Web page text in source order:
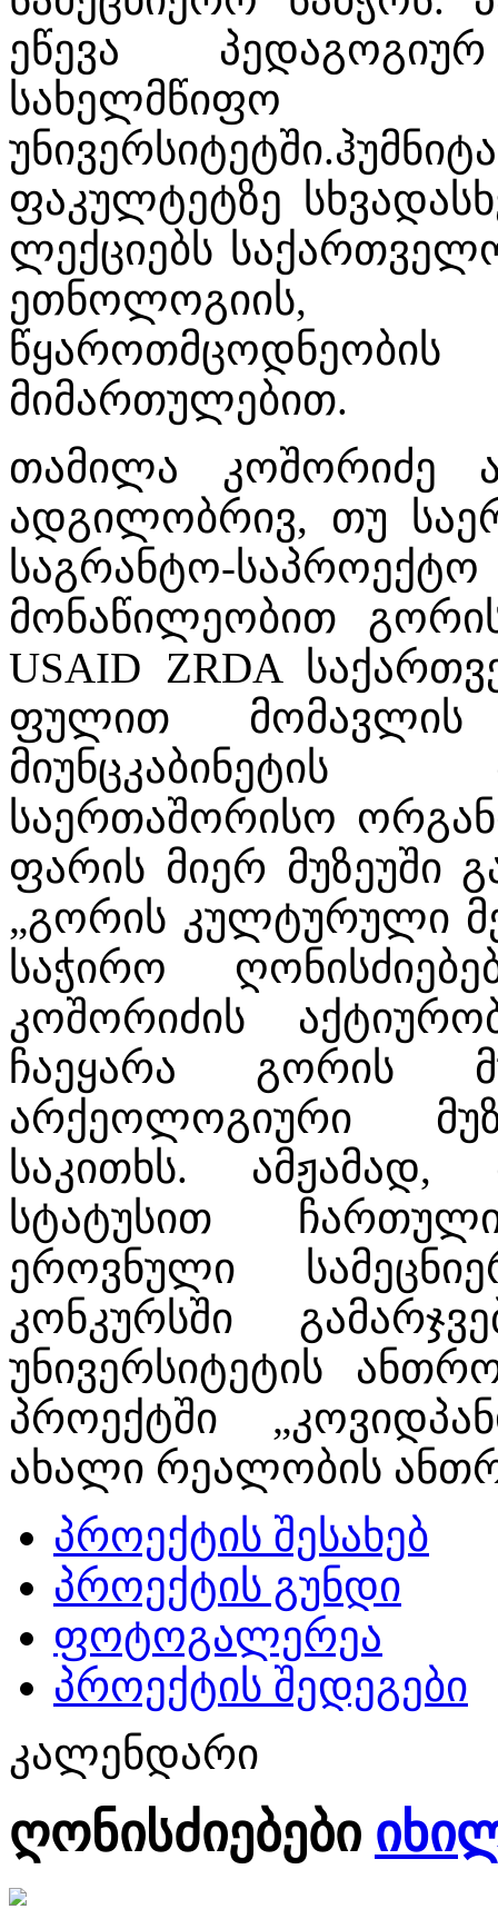
ეწევა
ფაკულტეტზე
ლექციებს
მიმართულებით.
თამილა კოშორიძე
ადგილობრივ, თუ
საგრანტო-საპროექტო
მონაწილეობით
USAID ZRDA
ფულით მომავლის
საერთაშორისო
ფარის მიერ მუზეუში
„გორის კულტურული
საჭირო
კოშორიძის
ჩაეყარა გორის
არქეოლოგიური
საკითხს.
სტატუსით
ეროვნული
კონკურსში
უნივერსიტეტის
პროექტში
ახალი რეალობის
პროექტის შესახებ
პროექტის გუნდი
ფოტოგალერეა
პროექტის შედეგები
კალენდარი
ღონისძიებები